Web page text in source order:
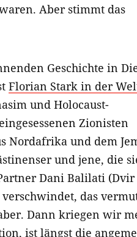
Aber stimmt das
Geschichte in
Florian Stark in der
und Holocaust-
Zionisten
Nordafrika und dem
und jene, die
Dani Balilati (Dvir
das
Dann kriegen wir
ist längst die